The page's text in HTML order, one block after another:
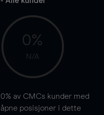
0%
N/A
0% av CMCs kunder med
åpne posisjoner i dette